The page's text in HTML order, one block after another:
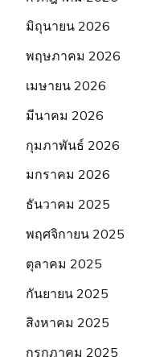
มิถุนายน 2026
พฤษภาคม 2026
เมษายน 2026
มีนาคม 2026
กุมภาพันธ์ 2026
มกราคม 2026
ธันวาคม 2025
พฤศจิกายน 2025
ตุลาคม 2025
กันยายน 2025
สิงหาคม 2025
กรกฎาคม 2025